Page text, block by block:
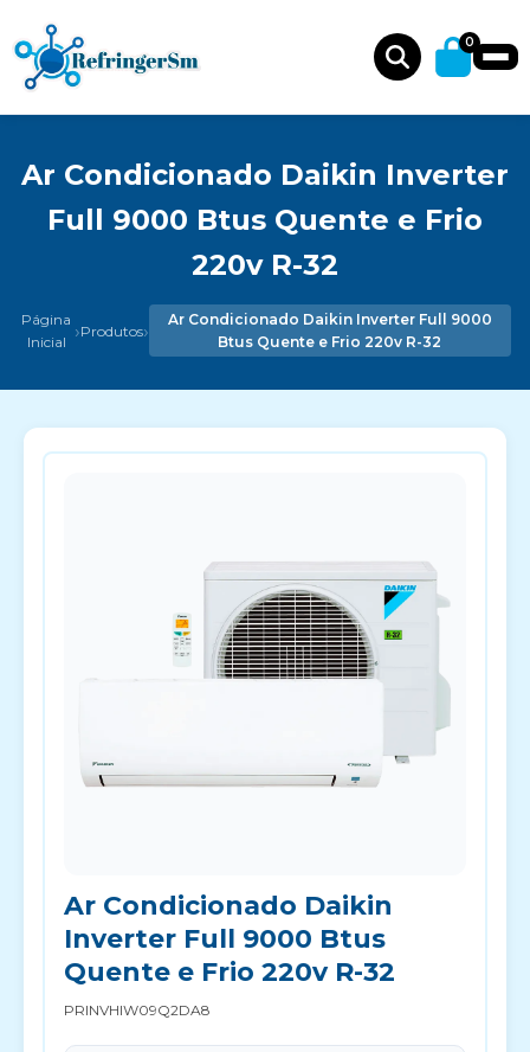
0
Ar Condicionado Daikin Inverter
Full 9000 Btus Quente e Frio
220v R-32
Página
Inicial ›Produtos›
Ar Condicionado Daikin Inverter Full 9000
Btus Quente e Frio 220v R-32
Ar Condicionado Daikin
Inverter Full 9000 Btus
Quente e Frio 220v R-32
PRINVHIW09Q2DA8